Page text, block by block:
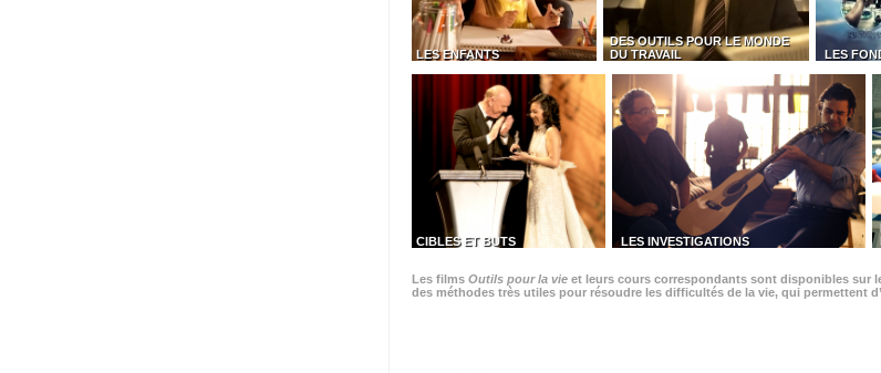
LES ENFANTS
DES OUTILS POUR LE MONDE
DU TRAVAIL
LES
CIBLES ET BUTS LES INVESTIGATIONS
Les films Outils pour la vie et leurs cours correspondants sont disponibles sur
des méthodes très utiles pour résoudre les difficultés de la vie, qui permettent